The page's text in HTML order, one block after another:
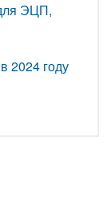
ЭЦП,
2024 году